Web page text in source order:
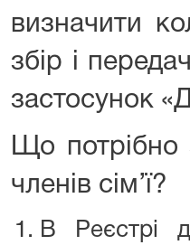
визначити
збір і
застосунок
Що потрібно
членів сім’ї?
В Реєстрі